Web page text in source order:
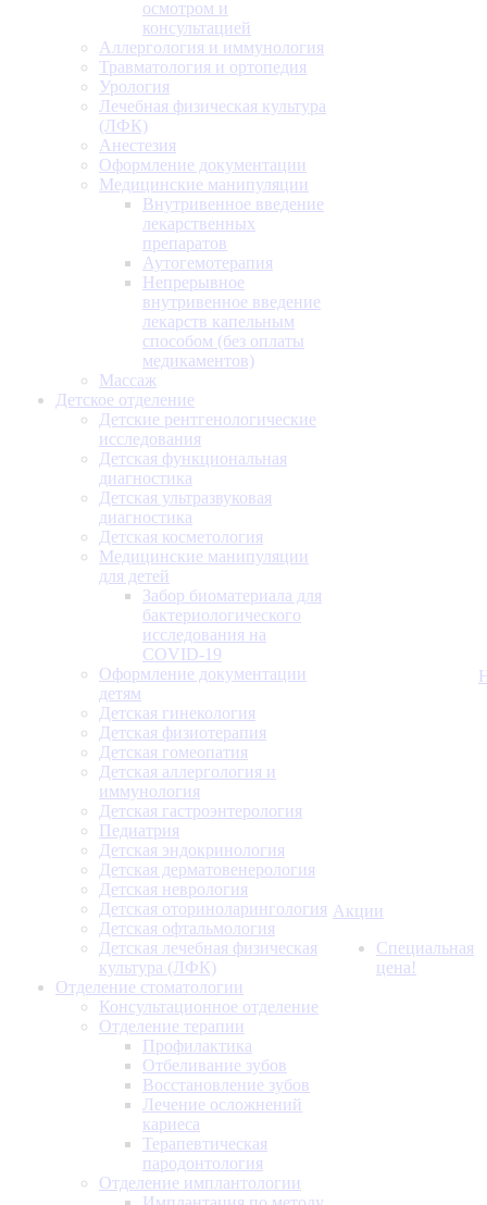
осмотром и
консультацией
Аллергология и иммунология
Травматология и ортопедия
Урология
Лечебная физическая культура
(ЛФК)
Анестезия
Оформление документации
Медицинские манипуляции
Внутривенное введение
лекарственных
препаратов
Аутогемотерапия
Непрерывное
внутривенное введение
лекарств капельным
способом (без оплаты
медикаментов)
Массаж
Детское отделение
Детские рентгенологические
исследования
Детская функциональная
диагностика
Детская ультразвуковая
диагностика
Детская косметология
Медицинские манипуляции
для детей
Забор биоматериала для
бактериологического
исследования на
COVID-19
Оформление документации
детям
Детская гинекология
Детская физиотерапия
Детская гомеопатия
Детская аллергология и
иммунология
Детская гастроэнтерология
Педиатрия
Детская эндокринология
Детская дерматовенерология
Детская неврология
Детская оториноларингология
Детская офтальмология
Детская лечебная физическая
культура (ЛФК)
Отделение стоматологии
Консультационное отделение
Отделение терапии
Профилактика
Отбеливание зубов
Восстановление зубов
Лечение осложнений
кариеса
Терапевтическая
пародонтология
Отделение имплантологии
Акции
Специальная
цена!